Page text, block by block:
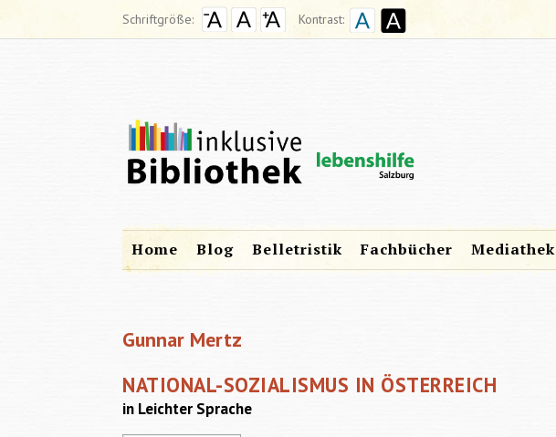
Schriftgröße: Kontrast:
Home Blog Belletristik Fachbücher Mediathek
Gunnar Mertz
NATIONAL-SOZIALISMUS IN ÖSTERREICH
in Leichter Sprache